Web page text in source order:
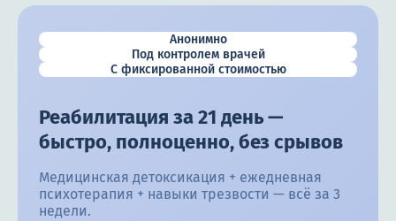
Анонимно
Под контролем врачей
С фиксированной стоимостью
Реабилитация за 21 день —
быстро, полноценно, без срывов
Медицинская детоксикация + ежедневная
психотерапия + навыки трезвости — всё за 3
недели.